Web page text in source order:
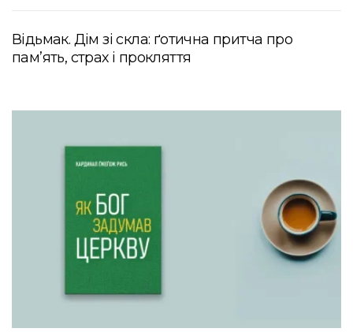
Відьмак. Дім зі скла: ґотична притча про
пам’ять, страх і прокляття